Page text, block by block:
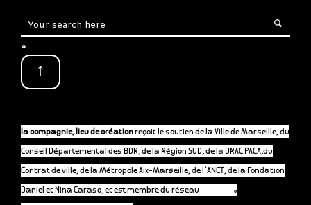
.
↑
la compagnie, lieu de créationreçoit le soutien de la Ville de Marseille, du
Conseil Départemental des BDR, de la Région SUD, de la DRAC PACA,du
Contrat de ville, de la Métropole Aix-Marseille, de l’ANCT, de la Fondation
Daniel et Nina Caraso, et est membre du réseau .